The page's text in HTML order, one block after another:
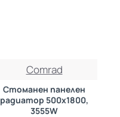
ТРАЙНО НИСКА
Comrad
Стоманен панелен
радиатор 500х1800,
3555W